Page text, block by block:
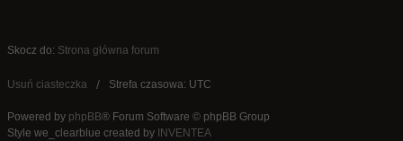
Skocz do: Strona główna forum
Usuń ciasteczka Strefa czasowa: UTC
Powered by phpBB® Forum Software © phpBB Group
Style we_clearblue created by INVENTEA